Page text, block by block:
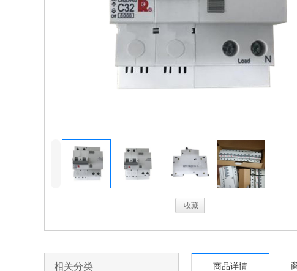
. 收藏
相关分类 商品详情